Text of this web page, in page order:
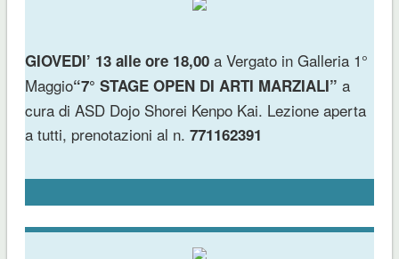
GIOVEDI’ 13 alle ore 18,00 a Vergato in Galleria 1°
Maggio“7° STAGE OPEN DI ARTI MARZIALI” a
cura di ASD Dojo Shorei Kenpo Kai. Lezione aperta
a tutti, prenotazioni al n. 771162391